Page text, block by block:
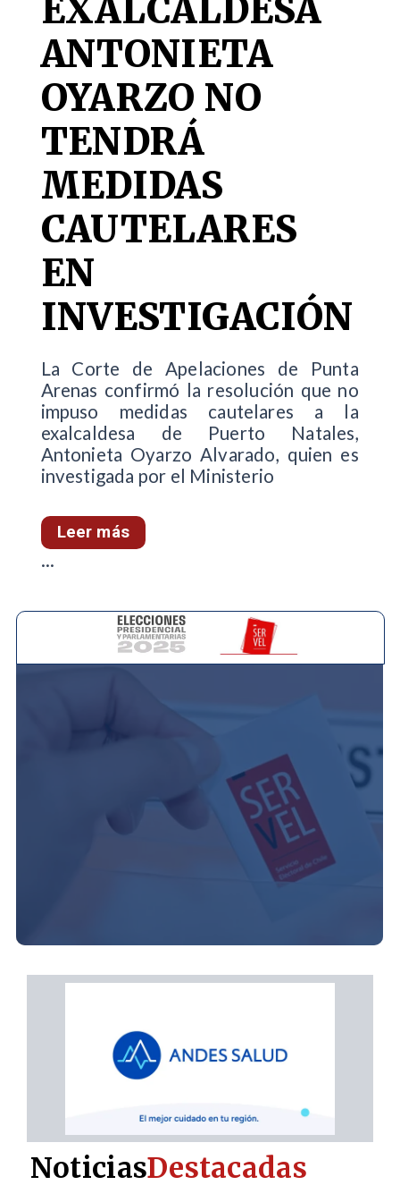
EXALCALDESA
ANTONIETA
OYARZO NO
TENDRÁ
MEDIDAS
CAUTELARES
EN
INVESTIGACIÓN
La Corte de Apelaciones de Punta
Arenas confirmó la resolución que no
impuso medidas cautelares a la
exalcaldesa de Puerto Natales,
Antonieta Oyarzo Alvarado, quien es
investigada por el Ministerio
Leer más
...
NoticiasDestacadas